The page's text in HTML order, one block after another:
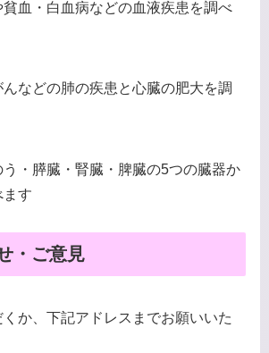
血・白血病などの血液疾患を調べ
などの肺の疾患と心臓の肥大を調
・膵臓・腎臓・脾臓の5つの臓器か
ます
・ご意見
か、下記アドレスまでお願いいた